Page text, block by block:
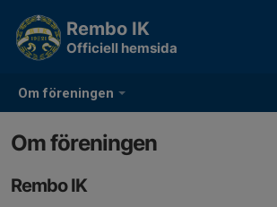
Om föreningen
Rembo IK
Officiell hemsida
Om föreningen
Rembo IK